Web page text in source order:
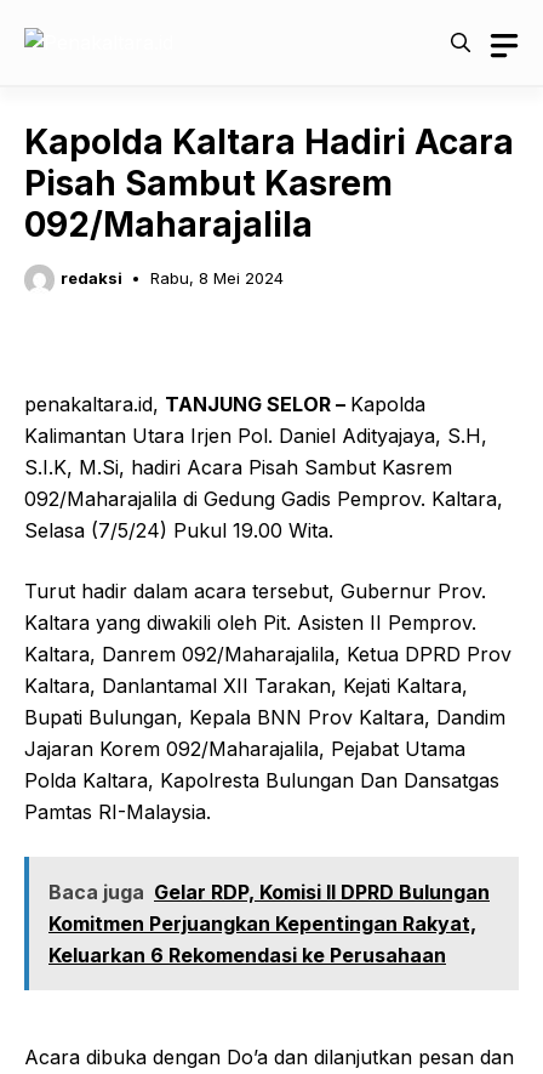
Kapolda Kaltara Hadiri Acara
Pisah Sambut Kasrem
092/Maharajalila
redaksi Rabu, 8 Mei 2024
penakaltara.id, TANJUNG SELOR – Kapolda
Kalimantan Utara Irjen Pol. Daniel Adityajaya, S.H,
S.I.K, M.Si, hadiri Acara Pisah Sambut Kasrem
092/Maharajalila di Gedung Gadis Pemprov. Kaltara,
Selasa (7/5/24) Pukul 19.00 Wita.
Turut hadir dalam acara tersebut, Gubernur Prov.
Kaltara yang diwakili oleh Pit. Asisten II Pemprov.
Kaltara, Danrem 092/Maharajalila, Ketua DPRD Prov
Kaltara, Danlantamal XII Tarakan, Kejati Kaltara,
Bupati Bulungan, Kepala BNN Prov Kaltara, Dandim
Jajaran Korem 092/Maharajalila, Pejabat Utama
Polda Kaltara, Kapolresta Bulungan Dan Dansatgas
Pamtas RI-Malaysia.
Baca juga Gelar RDP, Komisi II DPRD Bulungan
Komitmen Perjuangkan Kepentingan Rakyat,
Keluarkan 6 Rekomendasi ke Perusahaan
Acara dibuka dengan Do’a dan dilanjutkan pesan dan